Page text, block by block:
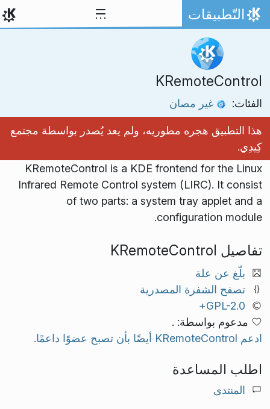
تخط المحتوى
الصفحة الرئيسة
التّطبيقات
KRemoteControl
الفئات: غير مصان
هذا التطبيق هجره مطوريه، ولم يعد يُصدر بواسطة مجتمع
كِيدِي.
KRemoteControl is a KDE frontend for the Linux
Infrared Remote Control system (LIRC). It consist
of two parts: a system tray applet and a
configuration module.
تفاصيل KRemoteControl
بلّغ عن علة
تصفح الشفرة المصدرية
GPL-2.0+
مدعوم بواسطة: .
ادعم KRemoteControl أيضًا بأن تصبح عضوًا داعمًا.
اطلب المساعدة
المنتدى